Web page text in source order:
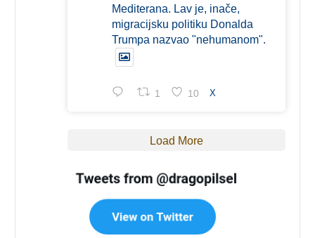
Mediterana. Lav je, inače,
migracijsku politiku Donalda
Trumpa nazvao "nehumanom".
1 10 X
Load More